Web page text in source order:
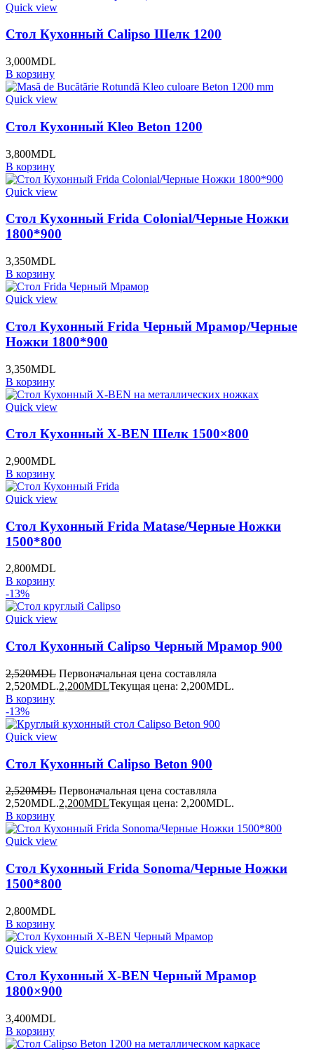
Quick view
Стол Кухонный Calipso Шелк 1200
3,000MDL
В корзину
Quick view
Стол Кухонный Kleo Beton 1200
3,800MDL
В корзину
Quick view
Стол Кухонный Frida Colonial/Черные Ножки
1800*900
3,350MDL
В корзину
Quick view
Стол Кухонный Frida Черный Мрамор/Черные
Ножки 1800*900
3,350MDL
В корзину
Quick view
Стол Кухонный X-BEN Шелк 1500×800
2,900MDL
В корзину
Quick view
Стол Кухонный Frida Matase/Черные Ножки
1500*800
2,800MDL
В корзину
-13%
Quick view
Стол Кухонный Calipso Черный Мрамор 900
2,520MDL Первоначальная цена составляла
2,520MDL.2,200MDLТекущая цена: 2,200MDL.
В корзину
-13%
Quick view
Стол Кухонный Calipso Beton 900
2,520MDL Первоначальная цена составляла
2,520MDL.2,200MDLТекущая цена: 2,200MDL.
В корзину
Quick view
Стол Кухонный Frida Sonoma/Черные Ножки
1500*800
2,800MDL
В корзину
Quick view
Стол Кухонный X-BEN Черный Мрамор
1800×900
3,400MDL
В корзину